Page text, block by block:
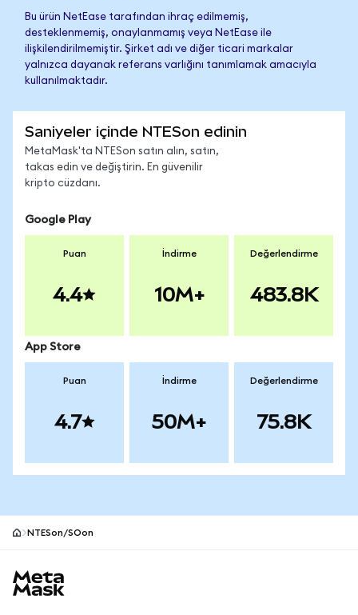
Bu ürün NetEase tarafından ihraç edilmemiş,
desteklenmemiş, onaylanmamış veya NetEase ile
ilişkilendirilmemiştir. Şirket adı ve diğer ticari markalar
yalnızca dayanak referans varlığını tanımlamak amacıyla
kullanılmaktadır.
Saniyeler içinde NTESon edinin
MetaMask'ta NTESon satın alın, satın,
takas edin ve değiştirin. En güvenilir
kripto cüzdanı.
Google Play
Puan
4.4
İndirme
10M+
Değerlendirme
483.8K
App Store
Puan
4.7
İndirme
50M+
Değerlendirme
75.8K
NTESon/SOon